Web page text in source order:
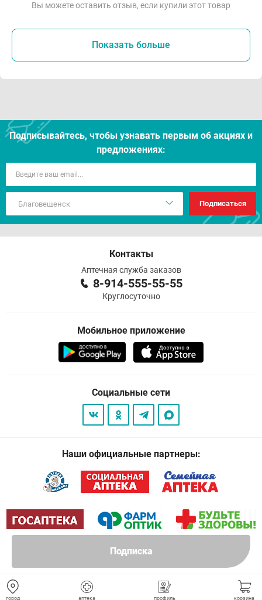
город аптека профиль корзина
Подписка
Вы можете оставить отзыв, если купили этот товар
Показать больше
Подписывайтесь, чтобы узнавать первым об акцияx и
предложениях:
Подписаться
Контакты
Аптечная служба заказов
8-914-555-55-55
Круглосуточно
Мобильное приложение
Социальные сети
Наши официальные партнеры: